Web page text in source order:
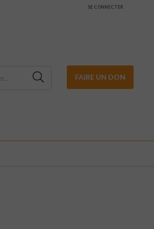
SE CONNECTER
FAIRE UN DON